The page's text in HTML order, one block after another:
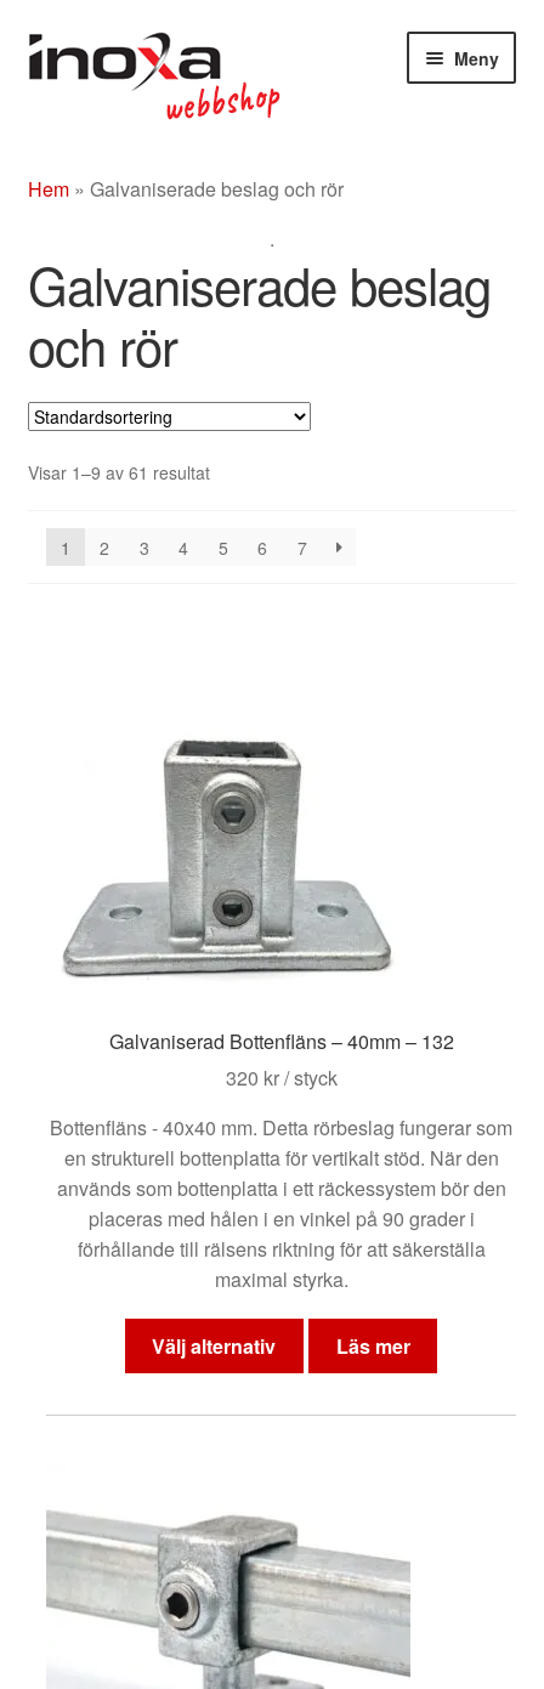
Hoppa
till
Hoppa
till
Meny
Om
Beslag rostfritt/mässing/svart
Entrétak
Glasdörrar
Kompletta ledstänger
Hem» Galvaniserade beslag och rör
Galvaniserade beslag
och rör
Visar 1–9 av 61 resultat
1 2 3 4 5 6 7
Galvaniserad Bottenfläns – 40mm – 132
320 kr/ styck
Bottenfläns - 40x40 mm. Detta rörbeslag fungerar som
en strukturell bottenplatta för vertikalt stöd. När den
används som bottenplatta i ett räckessystem bör den
placeras med hålen i en vinkel på 90 grader i
förhållande till rälsens riktning för att säkerställa
maximal styrka.
Välj alternativ
produkten
alternativen
kan
väljas
på
produktsidan
Läs mer
.